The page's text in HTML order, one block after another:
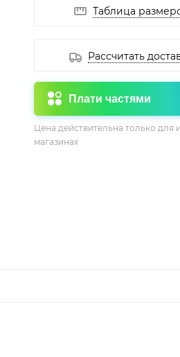
Таблица
Рассчитать
Плати частями
Цена действительна только для
магазинах